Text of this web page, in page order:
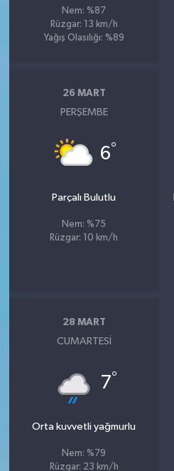
Nem: %87
Rüzgar: 13 km/h
Yağış Olasılığı: %89
26 MART
PERŞEMBE
6°
Parçalı Bulutlu
Nem: %75
Rüzgar: 10 km/h
28 MART
CUMARTESI
7°
Orta kuvvetli yağmurlu
Nem: %79
Rüzgar: 23 km/h